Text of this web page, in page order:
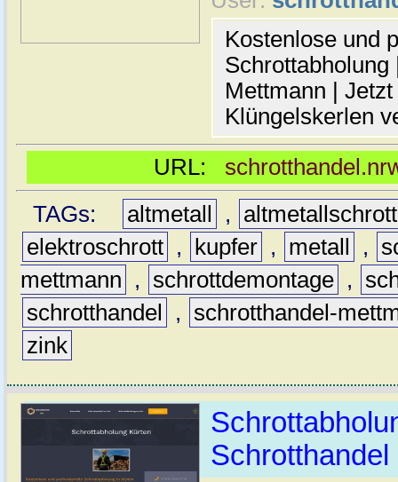
Kostenlose und
Mettmann |
Klüngelskerlen
URL:
TAGs:
altmetall ,
altmetallschrott
elektroschrott , kupfer , metall ,
mettmann
, schrottdemontage ,
schrotthandel
,
schrotthandel-
zink
Schrotthandel